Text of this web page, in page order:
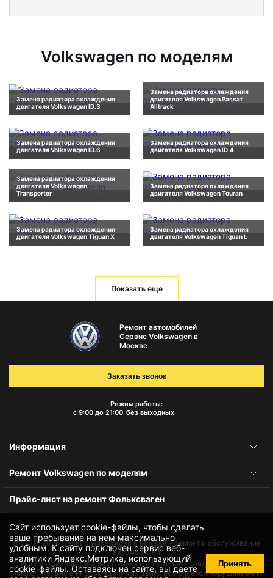
Volkswagen по моделям
Замена радиатора охлаждения
двигателя Volkswagen ID.3
Замена радиатора охлаждения
двигателя Volkswagen Passat
Alltrack
Замена радиатора охлаждения
двигателя Volkswagen ID.6
Замена радиатора охлаждения
двигателя Volkswagen ID.4
Замена радиатора охлаждения
двигателя Volkswagen
Transporter
Замена радиатора охлаждения
двигателя Volkswagen Touran
Замена радиатора охлаждения
двигателя Volkswagen Tiguan X
Замена радиатора охлаждения
двигателя Volkswagen Tiguan L
Показать еще
Сайт использует cookie-файлы, чтобы сделать
ваше пребывание на нем максимально
удобным. К cайту подключен сервис веб-
аналитики Яндекс.Метрика, использующий
cookie-файлы. Оставаясь на сайте, вы даете
Принять
Ремонт автомобилей
Сервис Volkswagen в
Москве
Режим работы:
с 9:00 до 21:00 без выходных
Заказать звонок
Информация
Ремонт Volkswagen по моделям
Прайс-лист на ремонт Фольксваген
© 2010-2026Сервис Volkswagen в Москве – ремонт и обслуживание
автомобилей
Использование товарного знака и логотипов бренда происходит
исключительно в информационных целях не является нарушением и